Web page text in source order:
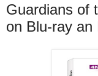
Guardians of
on Blu-ray an